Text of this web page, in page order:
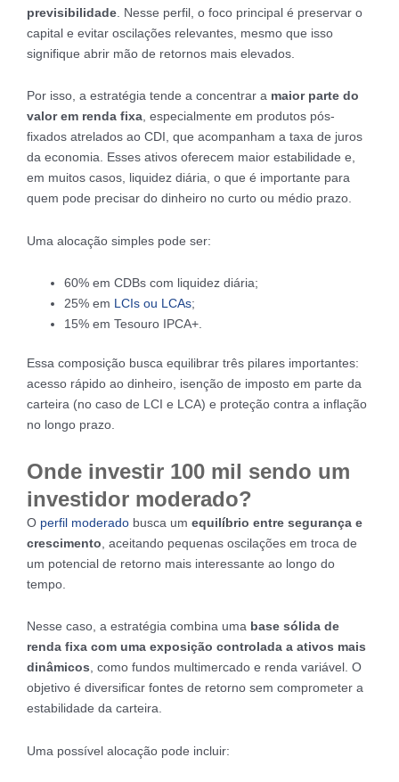
previsibilidade . Nesse perfil, o foco principal é preservar o
capital e evitar oscilações relevantes, mesmo que isso
signifique abrir mão de retornos mais elevados.
Por isso, a estratégia tende a concentrar a maior parte do
valor em renda fixa, especialmente em produtos pós-
fixados atrelados ao CDI, que acompanham a taxa de juros
da economia. Esses ativos oferecem maior estabilidade e,
em muitos casos, liquidez diária, o que é importante para
quem pode precisar do dinheiro no curto ou médio prazo.
Uma alocação simples pode ser:
60% em CDBs com liquidez diária;
25% em LCIs ou LCAs;
15% em Tesouro IPCA+.
Essa composição busca equilibrar três pilares importantes:
acesso rápido ao dinheiro, isenção de imposto em parte da
carteira (no caso de LCI e LCA) e proteção contra a inflação
no longo prazo.
Onde investir 100 mil sendo um
investidor moderado?
O perfil moderado busca um equilíbrio entre segurança e
crescimento , aceitando pequenas oscilações em troca de
um potencial de retorno mais interessante ao longo do
tempo.
Nesse caso, a estratégia combina uma base sólida de
renda fixa com uma exposição controlada a ativos mais
dinâmicos, como fundos multimercado e renda variável. O
objetivo é diversificar fontes de retorno sem comprometer a
estabilidade da carteira.
Uma possível alocação pode incluir: